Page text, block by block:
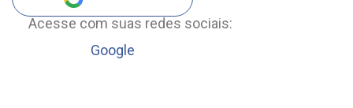
Acesse com suas redes sociais:
Google